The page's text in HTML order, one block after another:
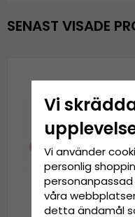
SENAST VISADE
Vi
Vi använder
personlig
våra
detta ändamål